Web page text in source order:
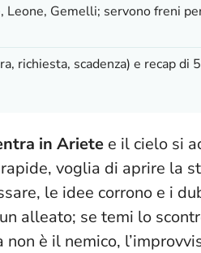
Gemelli; servono freni
richiesta, scadenza) e recap di
in Ariete e il cielo si
voglia di aprire la
le idee corrono e i
alleato; se temi lo
non è il nemico,